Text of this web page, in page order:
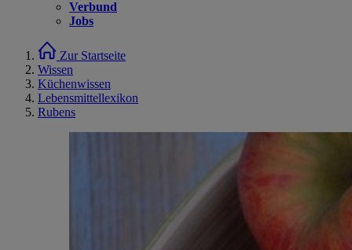
Verbund
Jobs
Zur Startseite
Wissen
Küchenwissen
Lebensmittellexikon
Rubens